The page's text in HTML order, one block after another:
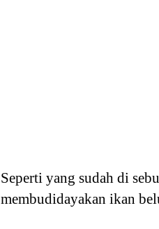
Seperti yang sudah di
membudidayakan ikan